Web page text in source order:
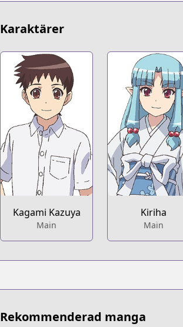
https://www.mangaupdates.com/
Book☆Walker
Official Site
Official Site
http://webaction.jp/tsugumomo/
Pixiv Comic
Pixiv Comic
https://comic.pixiv.net/works/3303
Karaktärer
Kagami Kazuya
Main
Kiriha
Main
Rekommenderad manga